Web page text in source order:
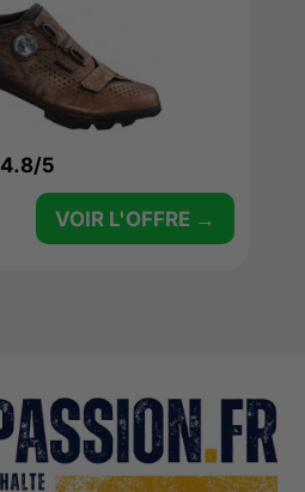
4.8/5
VOIR L'OFFRE →